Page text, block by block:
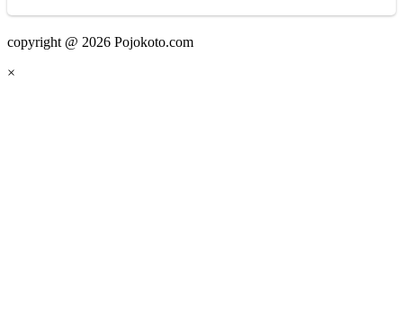
copyright @ 2026 Pojokoto.com
×